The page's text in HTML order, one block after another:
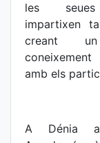
les seues
impartixen
creant
amb els
A Dénia